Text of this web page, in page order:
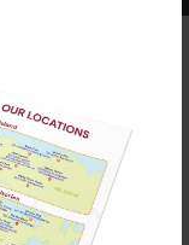
。 除體育課程和
和遊戲小組課
表。